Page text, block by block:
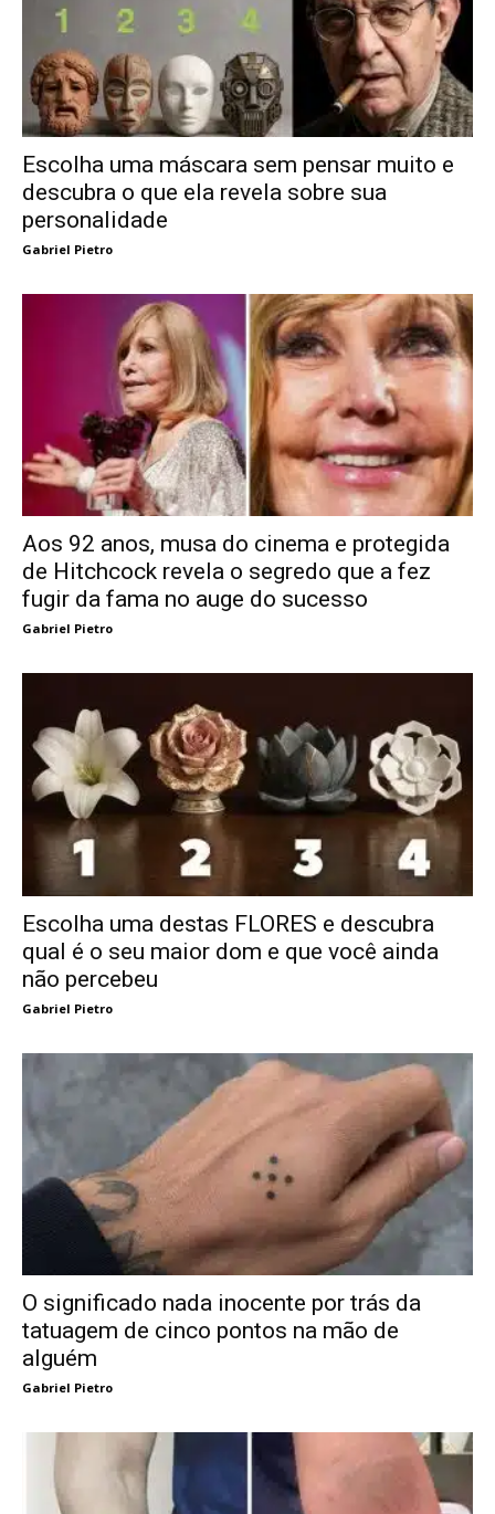
Escolha uma máscara sem pensar muito e
descubra o que ela revela sobre sua
personalidade
Gabriel Pietro
Aos 92 anos, musa do cinema e protegida
de Hitchcock revela o segredo que a fez
fugir da fama no auge do sucesso
Gabriel Pietro
Escolha uma destas FLORES e descubra
qual é o seu maior dom e que você ainda
não percebeu
Gabriel Pietro
O significado nada inocente por trás da
tatuagem de cinco pontos na mão de
alguém
Gabriel Pietro